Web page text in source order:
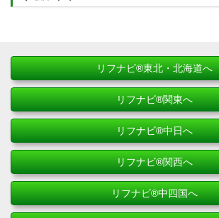
リフナビ®東北・北海道へ
リフナビ®関東へ
リフナビ®中日へ
リフナビ®関西へ
リフナビ®中四国へ